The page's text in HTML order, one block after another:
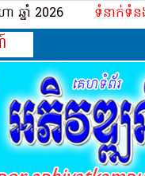
ឆ្នាំ 2026 ទំនាក់ទំន